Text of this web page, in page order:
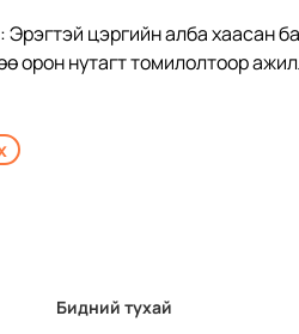
цэргийн алба хаасан
орон нутагт томилолтоор
Бидний тухай